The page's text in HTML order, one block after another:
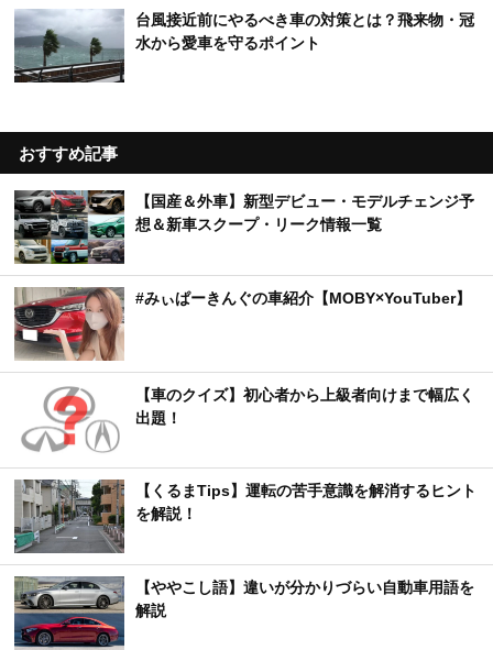
台風接近前にやるべき車の対策とは？飛来物・冠
水から愛車を守るポイント
おすすめ記事
【国産＆外車】新型デビュー・モデルチェンジ予
想＆新車スクープ・リーク情報一覧
#みぃぱーきんぐの車紹介【MOBY×YouTuber】
【車のクイズ】初心者から上級者向けまで幅広く
出題！
【くるまTips】運転の苦手意識を解消するヒント
を解説！
【ややこし語】違いが分かりづらい自動車用語を
解説